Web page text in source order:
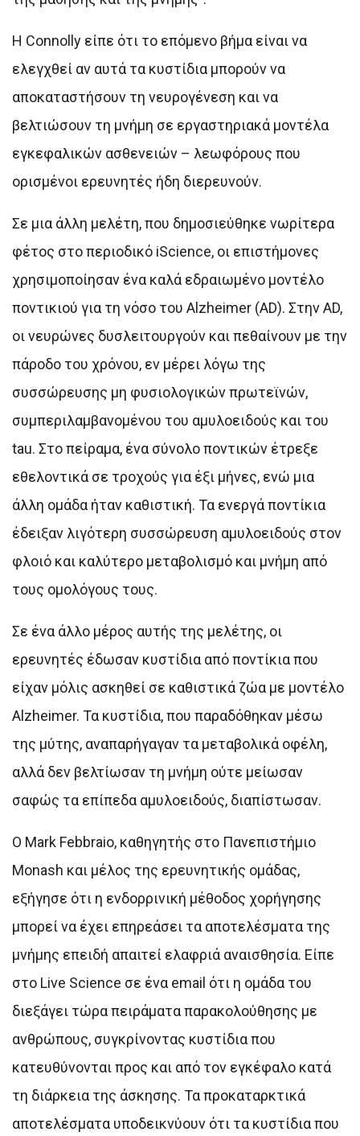
Η Connolly είπε ότι το επόμενο βήμα είναι να
ελεγχθεί αν αυτά τα κυστίδια μπορούν να
αποκαταστήσουν τη νευρογένεση και να
βελτιώσουν τη μνήμη σε εργαστηριακά μοντέλα
εγκεφαλικών ασθενειών – λεωφόρους που
ορισμένοι ερευνητές ήδη διερευνούν.
Σε μια άλλη μελέτη, που δημοσιεύθηκε νωρίτερα
φέτος στο περιοδικό iScience, οι επιστήμονες
χρησιμοποίησαν ένα καλά εδραιωμένο μοντέλο
ποντικιού για τη νόσο του Alzheimer (AD). Στην AD,
οι νευρώνες δυσλειτουργούν και πεθαίνουν με την
πάροδο του χρόνου, εν μέρει λόγω της
συσσώρευσης μη φυσιολογικών πρωτεϊνών,
συμπεριλαμβανομένου του αμυλοειδούς και του
tau. Στο πείραμα, ένα σύνολο ποντικών έτρεξε
εθελοντικά σε τροχούς για έξι μήνες, ενώ μια
άλλη ομάδα ήταν καθιστική. Τα ενεργά ποντίκια
έδειξαν λιγότερη συσσώρευση αμυλοειδούς στον
φλοιό και καλύτερο μεταβολισμό και μνήμη από
τους ομολόγους τους.
Σε ένα άλλο μέρος αυτής της μελέτης, οι
ερευνητές έδωσαν κυστίδια από ποντίκια που
είχαν μόλις ασκηθεί σε καθιστικά ζώα με μοντέλο
Alzheimer. Τα κυστίδια, που παραδόθηκαν μέσω
της μύτης, αναπαρήγαγαν τα μεταβολικά οφέλη,
αλλά δεν βελτίωσαν τη μνήμη ούτε μείωσαν
σαφώς τα επίπεδα αμυλοειδούς, διαπίστωσαν.
Ο Mark Febbraio, καθηγητής στο Πανεπιστήμιο
Monash και μέλος της ερευνητικής ομάδας,
εξήγησε ότι η ενδορρινική μέθοδος χορήγησης
μπορεί να έχει επηρεάσει τα αποτελέσματα της
μνήμης επειδή απαιτεί ελαφριά αναισθησία. Είπε
στο Live Science σε ένα email ότι η ομάδα του
διεξάγει τώρα πειράματα παρακολούθησης με
ανθρώπους, συγκρίνοντας κυστίδια που
κατευθύνονται προς και από τον εγκέφαλο κατά
τη διάρκεια της άσκησης. Τα προκαταρκτικά
αποτελέσματα υποδεικνύουν ότι τα κυστίδια που